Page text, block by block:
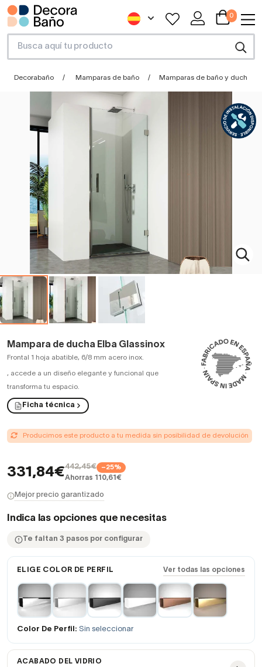
0
Decorabaño Mamparas de baño Mamparas de baño y ducha a
Mampara de ducha Elba Glassinox
Frontal 1 hoja abatible, 6/8 mm acero inox.
, accede a un diseño elegante y funcional que
transforma tu espacio.
Ficha técnica
Producimos este producto a tu medida sin posibilidad de devolución
331,84€442,45€ −25%
Ahorras 110,61€
Mejor precio garantizado
Indica las opciones que necesitas
Te faltan 3 pasos por configurar
ELIGE COLOR DE PERFIL Ver todas las opciones
Color De Perfil: Sin seleccionar
ACABADO DEL VIDRIO